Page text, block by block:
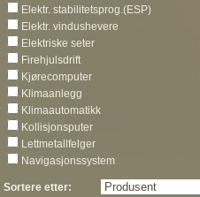
Elektr. stabilitetsprog.(ESP)
Elektr. vindushevere
Elektriske seter
Firehjulsdrift
Kjørecomputer
Klimaanlegg
Klimaautomatikk
Kollisjonsputer
Lettmetallfelger
Navigasjonssystem
Sortere etter: